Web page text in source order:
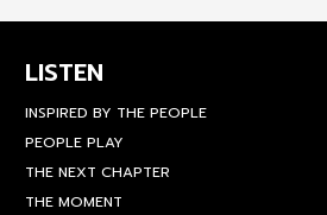
LISTEN
INSPIRED BY THE PEOPLE
PEOPLE PLAY
THE NEXT CHAPTER
THE MOMENT